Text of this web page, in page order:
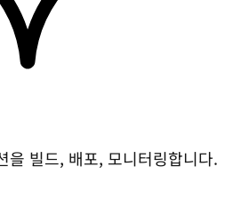
을 빌드, 배포, 모니터링합니다.